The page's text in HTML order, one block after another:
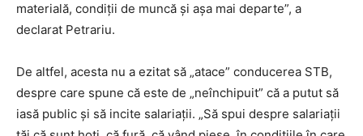
materială, condiții de muncă și așa mai departe”, a
declarat Petrariu.
De altfel, acesta nu a ezitat să „atace” conducerea STB,
despre care spune că este de „neînchipuit” că a putut să
iasă public și să incite salariații. „Să spui despre salariații